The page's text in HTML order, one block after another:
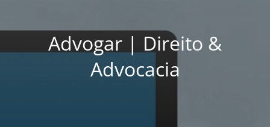
Advogar | Direito &
Advocacia